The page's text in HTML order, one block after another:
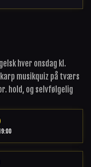
hver onsdag kl.
musikquiz på tværs
hold, og selvfølgelig